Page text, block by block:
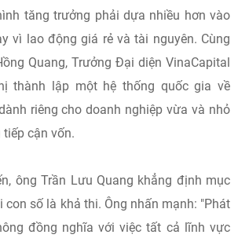
tăng trưởng phải dựa nhiều hơn vào
vì lao động giá rẻ và tài nguyên. Cùng
Quang, Trưởng Đại diện VinaCapital
thành lập một hệ thống quốc gia về
riêng cho doanh nghiệp vừa và nhỏ
cận vốn.
ông Trần Lưu Quang khẳng định mục
con số là khả thi. Ông nhấn mạnh: "Phát
đồng nghĩa với việc tất cả lĩnh vực